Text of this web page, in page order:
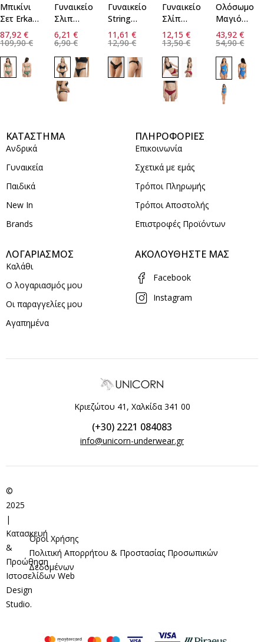
Γρήγορη
προσθήκη
στο
καλάθι
48
Μπικίνι
Σετ Erka
Mare Cup
E
109,90€
87,92 €
Γυναικείο
Σλιπ
String
Walk
6,90€
6,21 €
Γρήγορη
προσθήκη
στο
καλάθι
S/M
L/XL
Γυναικείο
String
Minerva
12,90€
11,61€
Γρήγορη
προσθήκη
στο
καλάθι
M
Γυναικείο
Σλίπ
Bamboo
2τεμ Walk
13,50€
12,15 €
Γρήγορη
στο
καλάθι
Ολόσωμο
Μαγιό
Blu4u
54,90€
43,92€
ΚΑΤΑΣΤΗΜΑ
Ανδρικά
Γυναικεία
Παιδικά
New In
Brands
ΠΛΗΡΟΦΟΡΙΕΣ
Επικοινωνία
Σχετικά με εμάς
Τρόποι Πληρωμής
Τρόποι Αποστολής
Επιστροφές Προϊόντων
ΛΟΓΑΡΙΑΣΜΟΣ
Καλάθι
Ο λογαριασμός μου
Οι παραγγελίες μου
Αγαπημένα
ΑΚΟΛΟΥΘΗΣΤΕ ΜΑΣ
Facebook
Instagram
Κριεζώτου 41, Χαλκίδα 341 00
(+30) 2221 084083
info@unicorn-underwear.gr
©
2025
|
Κατασκευή
&
Προώθηση
Ιστοσελίδων Web
Design
Studio.
Όροι Χρήσης
Πολιτική Απορρήτου & Προστασίας Προσωπικών
Δεδομένων